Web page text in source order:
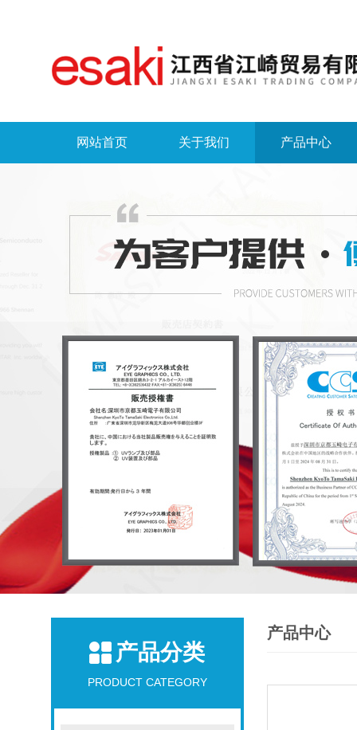
网站首页 关于我们 产品中心
产品分类
PRODUCT CATEGORY
产品中心